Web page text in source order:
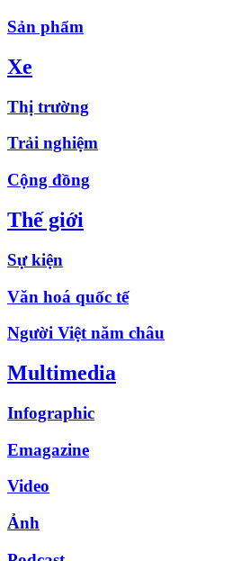
Sản phẩm
Xe
Thị trường
Trải nghiệm
Cộng đồng
Thế giới
Sự kiện
Văn hoá quốc tế
Người Việt năm châu
Multimedia
Infographic
Emagazine
Video
Ảnh